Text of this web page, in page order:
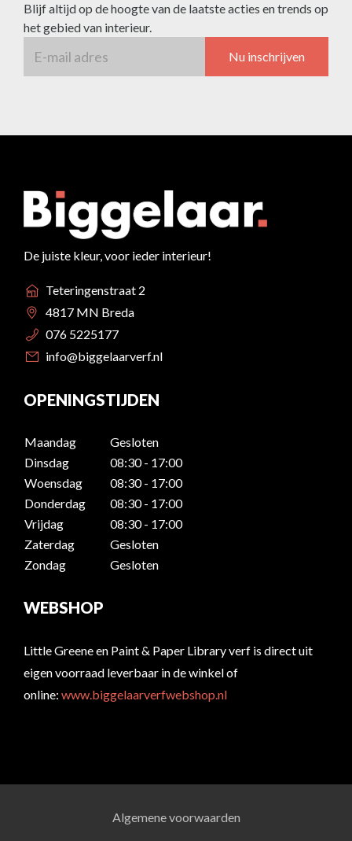
Blijf altijd op de hoogte van de laatste acties en trends op
het gebied van interieur.
Nu inschrijven
De juiste kleur, voor ieder interieur!
Teteringenstraat 2
4817 MN Breda
076 5225177
info@biggelaarverf.nl
OPENINGSTIJDEN
Maandag
Gesloten
Dinsdag
08:30 - 17:00
Woensdag
08:30 - 17:00
Donderdag
08:30 - 17:00
Vrijdag
08:30 - 17:00
Zaterdag
Gesloten
Zondag
Gesloten
WEBSHOP
Little Greene en Paint & Paper Library verf is direct uit
eigen voorraad leverbaar in de winkel of
online: www.biggelaarverfwebshop.nl
Algemene voorwaarden